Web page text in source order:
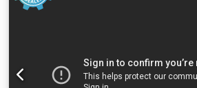
Loodzuur Dcedpfx Aozlxbuehcek